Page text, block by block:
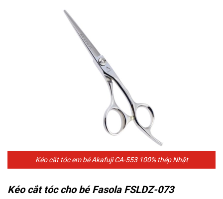
Kéo cắt tóc em bé Akafuji CA-553 100% thép Nhật
Kéo cắt tóc cho bé Fasola FSLDZ-073